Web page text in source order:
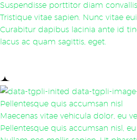
Suspendisse porttitor diam
Tristique vitae sapien. Nunc vitae
Curabitur dapibus lacinia ante id
lacus ac quam sagittis, eget.
Pellentesque quis accumsan nisl
Maecenas vitae vehicula dolor, eu
Pellentesque quis accumsan nisl,